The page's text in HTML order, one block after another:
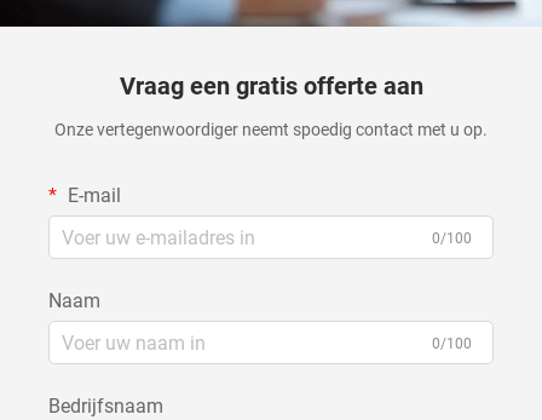
Vraag een gratis offerte aan
Onze vertegenwoordiger neemt spoedig contact met u op.
E-mail
0/100
Naam
0/100
Bedrijfsnaam